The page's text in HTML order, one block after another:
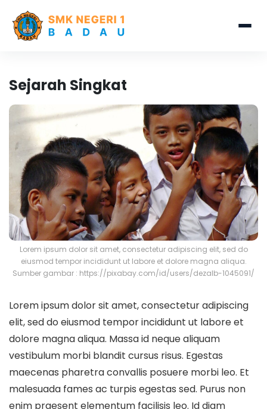
Sejarah Singkat
Lorem ipsum dolor sit amet, consectetur adipiscing elit, sed do
eiusmod tempor incididunt ut labore et dolore magna aliqua.
Sumber gambar : https://pixabay.com/id/users/dezalb-1045091/
Lorem ipsum dolor sit amet, consectetur adipiscing
elit, sed do eiusmod tempor incididunt ut labore et
dolore magna aliqua. Massa id neque aliquam
vestibulum morbi blandit cursus risus. Egestas
maecenas pharetra convallis posuere morbi leo. Et
malesuada fames ac turpis egestas sed. Purus non
enim praesent elementum facilisis leo. Id diam